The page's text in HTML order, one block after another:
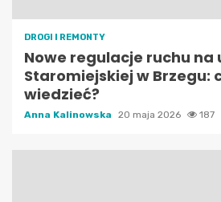
DROGI I REMONTY
Nowe regulacje ruchu na
Staromiejskiej w Brzegu:
wiedzieć?
Anna Kalinowska 20 maja 2026 187